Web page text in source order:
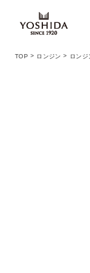
TOP ロンジン ロン